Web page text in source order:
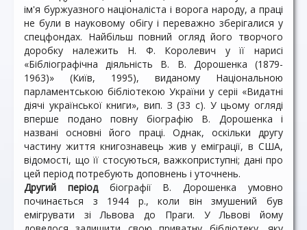
ім'я буржуазного націоналіста і ворога народу, а праці
не були в науковому обігу і переважно зберігалися у
спецфондах. Найбільш повний огляд його творчого
доробку належить Н. Ф. Королевич у її нарисі
«Бібліографічна діяльність В. В. Дорошенка (1879-
1963)» (Київ, 1995), виданому Національною
парламентською бібліотекою України у серіі «Видатні
діячі української книги», вип. З (33 с). У цьому огляді
вперше подано повну біографію В. Дорошенка і
названі основні його праці. Однак, оскільки другу
частину життя книгознавець жив у еміграції, в США,
відомості, що її стосуються, важкоприступні; дані про
цей період потребують доповнень і уточнень.
Другий періодбіографії В. Дорошенка умовно
починається з 1944 р., коли він змушений був
емігрувати зі Львова до Праги. У Львові йому